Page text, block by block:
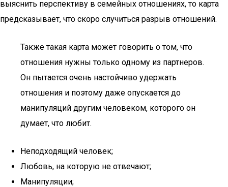
выяснить перспективу в семейных отношениях, то карта
предсказывает, что скоро случиться разрыв отношений.
Также такая карта может говорить о том, что
отношения нужны только одному из партнеров.
Он пытается очень настойчиво удержать
отношения и поэтому даже опускается до
манипуляций другим человеком, которого он
думает, что любит.
Неподходящий человек;
Любовь, на которую не отвечают;
Манипуляции;